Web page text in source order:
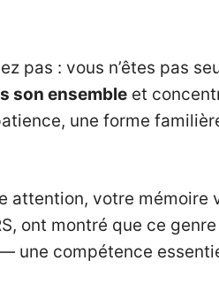
pas : vous n’êtes pas
son ensemble et
une forme
attention, votre
ont montré que ce
une compétence